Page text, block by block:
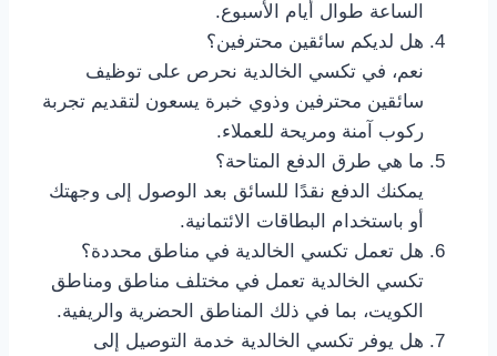
الساعة طوال أيام الأسبوع.
هل لديكم سائقين محترفين؟
نعم، في تكسي الخالدية نحرص على توظيف
سائقين محترفين وذوي خبرة يسعون لتقديم تجربة
ركوب آمنة ومريحة للعملاء.
ما هي طرق الدفع المتاحة؟
يمكنك الدفع نقدًا للسائق بعد الوصول إلى وجهتك
أو باستخدام البطاقات الائتمانية.
هل تعمل تكسي الخالدية في مناطق محددة؟
تكسي الخالدية تعمل في مختلف مناطق ومناطق
الكويت، بما في ذلك المناطق الحضرية والريفية.
هل يوفر تكسي الخالدية خدمة التوصيل إلى